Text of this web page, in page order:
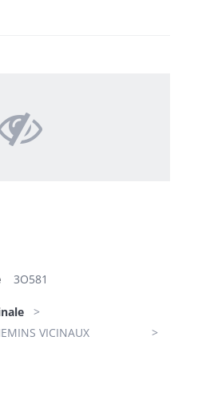
3O581
VICINAUX